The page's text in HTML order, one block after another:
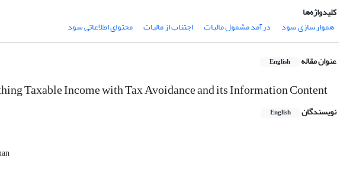
کلیدواژه‌ها
هموارسازی سود
درآمد مشمول مالیات اجتناب از مالیات محتوای اطلاعاتی سود
عنوان مقاله English
Taxable Income with Tax Avoidance and its Information Content
نویسندگان English